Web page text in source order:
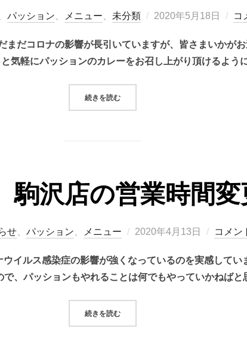
パッション メニュー 未分類
投
日:
2020年5月18日 コ
まだコロナの影響が長引いていますが、皆さまいかが
気軽にパッションのカレーをお召し上がり頂けるよう
続きを読む“【オンライン販売スタート★いつでも
駒沢店の営業時間変
せ パッション メニュー
投
日:
2020年4月13日 コメン
イルス感染症の影響が強くなっているのを実感して
で、パッションもやれることは何でもやっていかねば
続きを読む“【臨時】駒沢店の営業時間変更。”